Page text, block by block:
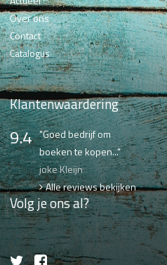
Over ons
Contact
Catalogus
Klantenwaardering
9.4 "Goed bedrijf om
boeken te kopen..."
joke Kleijn
Alle reviews bekijken
Volg je ons al?